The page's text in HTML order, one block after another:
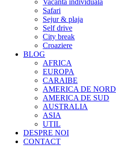
Safari
Sejur & plaja
Self drive
City break
Croaziere
BLOG
AFRICA
EUROPA
CARAIBE
AMERICA DE NORD
AMERICA DE SUD
AUSTRALIA
ASIA
UTIL
DESPRE NOI
CONTACT